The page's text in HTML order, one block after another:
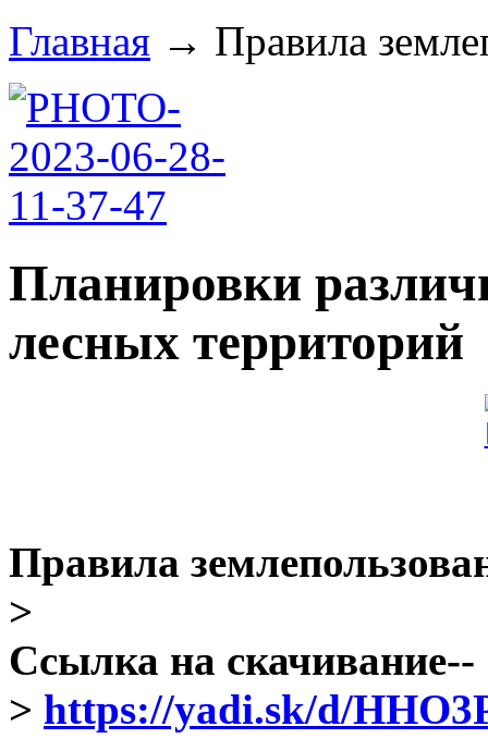
Главная → Правила
Планировки
лесных территорий
Правила
>
Ссылка на скачивание--
> https://yadi.sk/d/